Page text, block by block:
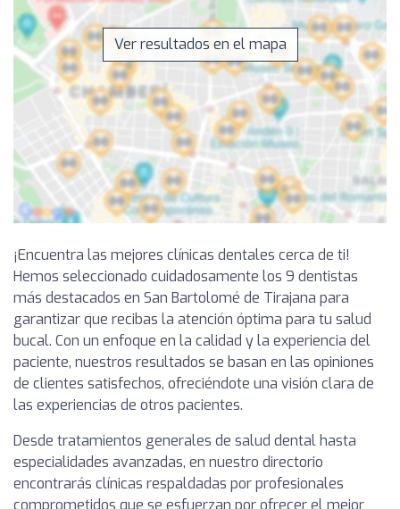
Ver resultados en el mapa
¡Encuentra las mejores clínicas dentales cerca de ti!
Hemos seleccionado cuidadosamente los 9 dentistas
más destacados en San Bartolomé de Tirajana para
garantizar que recibas la atención óptima para tu salud
bucal. Con un enfoque en la calidad y la experiencia del
paciente, nuestros resultados se basan en las opiniones
de clientes satisfechos, ofreciéndote una visión clara de
las experiencias de otros pacientes.
Desde tratamientos generales de salud dental hasta
especialidades avanzadas, en nuestro directorio
encontrarás clínicas respaldadas por profesionales
comprometidos que se esfuerzan por ofrecer el mejor